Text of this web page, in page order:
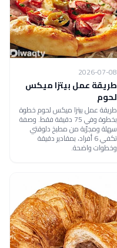
2026-07-08
طريقة عمل بيتزا ميكس
لحوم
طريقة عمل بيتزا ميكس لحوم خطوة
بخطوة وفي 75 دقيقة فقط. وصفة
سهلة ومجرّبة من مطبخ دلوقتي
تكفي 6 أفراد، بمقادير دقيقة
وخطوات واضحة.